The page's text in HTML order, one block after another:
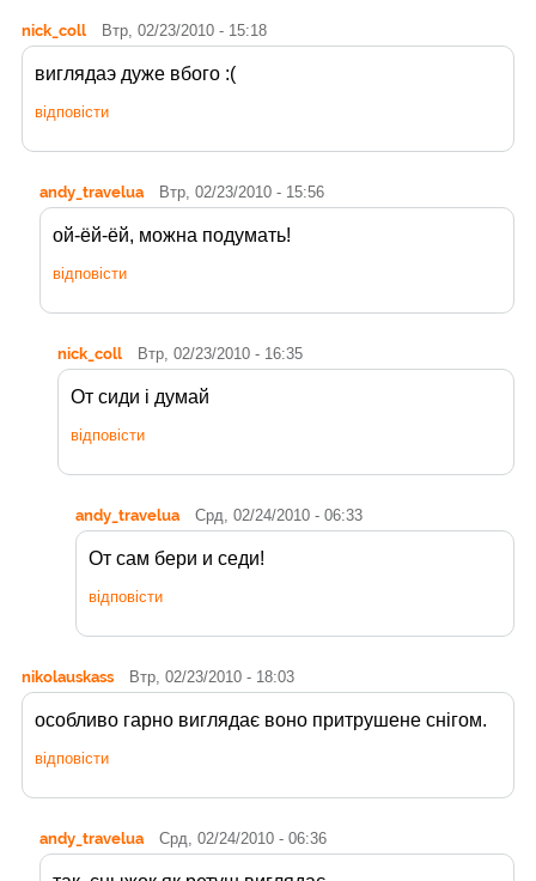
nick_coll Втр, 02/23/2010 - 15:18
виглядаэ дуже вбого :(
відповісти
andy_travelua Втр, 02/23/2010 - 15:56
ой-ёй-ёй, можна подумать!
відповісти
nick_coll Втр, 02/23/2010 - 16:35
От сиди і думай
відповісти
andy_travelua Срд, 02/24/2010 - 06:33
От сам бери и седи!
відповісти
nikolauskass Втр, 02/23/2010 - 18:03
особливо гарно виглядає воно притрушене снігом.
відповісти
andy_travelua Срд, 02/24/2010 - 06:36